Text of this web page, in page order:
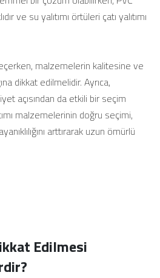
ve su yalıtımı örtüleri çatı yalıtımı
malzemelerin kalitesine ve
dikkat edilmelidir. Ayrıca,
açısından da etkili bir seçim
malzemelerinin doğru seçimi,
arttırarak uzun ömürlü
Edilmesi